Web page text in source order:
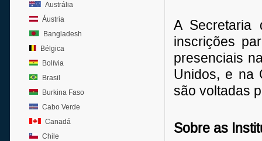
Austrália
Áustria
Bangladesh
Bélgica
Bolívia
Brasil
Burkina Faso
Cabo Verde
Canadá
Chile
A Secretaria
inscrições
presenciais
Unidos, e na
são voltadas
Sobre as